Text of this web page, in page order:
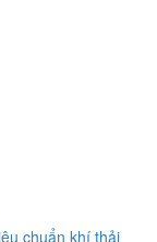
chuẩn khí thải